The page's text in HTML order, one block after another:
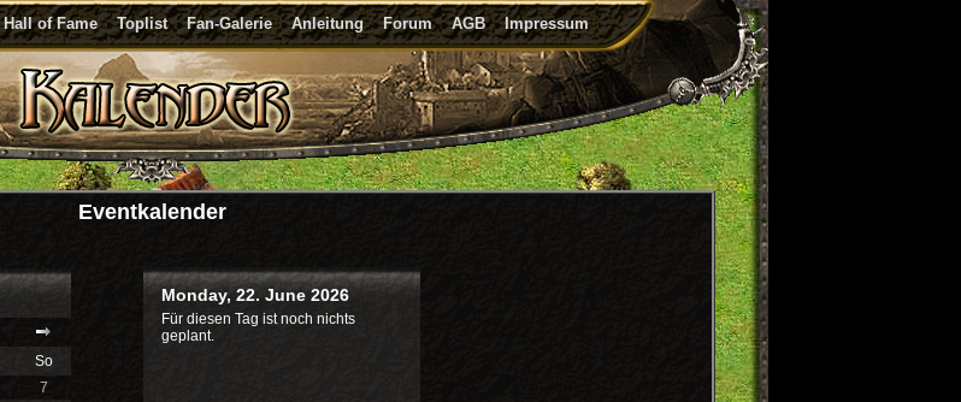
Hall of Fame Toplist Fan-Galerie Anleitung Forum AGB Impressum
Eventkalender
So
7
Monday, 22. June 2026
Für diesen Tag ist noch nichts
geplant.